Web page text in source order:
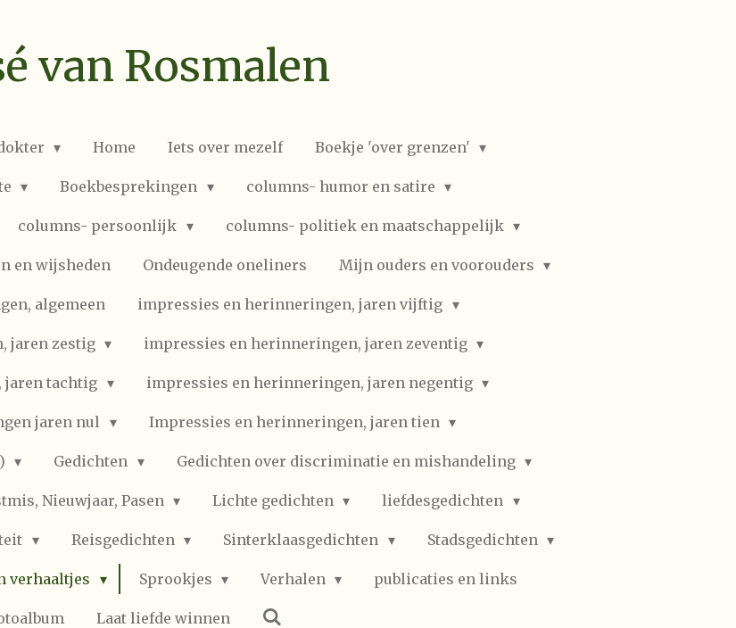
van Rosmalen
Home Iets over mezelf Boekje 'over grenzen'
Boekbesprekingen columns- humor en satire
columns- persoonlijk columns- politiek en maatschappelijk
en wijsheden Ondeugende oneliners Mijn ouders en voorouders
algemeen impressies en herinneringen, jaren vijftig
jaren zestig impressies en herinneringen, jaren zeventig
jaren tachtig impressies en herinneringen, jaren negentig
jaren nul Impressies en herinneringen, jaren tien
Gedichten Gedichten over discriminatie en mishandeling
Nieuwjaar, Pasen Lichte gedichten liefdesgedichten
Reisgedichten Sinterklaasgedichten Stadsgedichten
verhaaltjes Sprookjes Verhalen publicaties en links
Laat liefde winnen